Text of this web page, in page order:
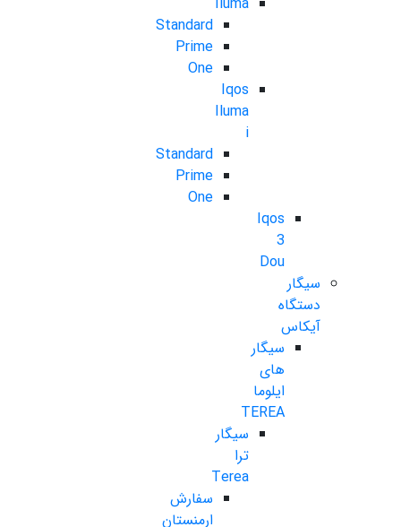
Standard
Prime
One
Iqos
Iluma
i
Standard
Prime
One
Iqos
3
Dou
سیگار
دستگاه
آیکاس
سیگار
های
ایلوما
TEREA
سیگار
ترا
Terea
سفارش
ارمنستان